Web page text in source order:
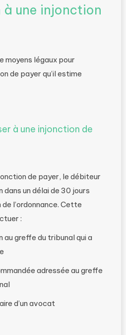
à une injonction
moyens légaux pour
de payer qu’il estime
à une injonction de
de payer, le débiteur
un délai de 30 jours
l’ordonnance. Cette
:
au greffe du tribunal qui a
adressée au greffe
d’un avocat